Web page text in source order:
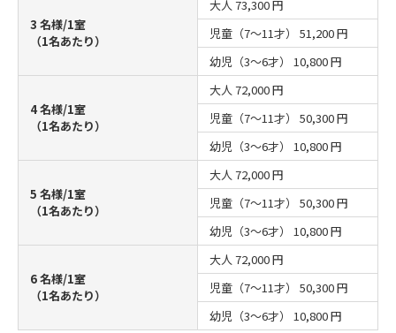
3 名様/1室
（1名あたり）
大人 73,300 円
児童（7～11才） 51,200 円
幼児（3～6才） 10,800 円
4 名様/1室
（1名あたり）
大人 72,000 円
児童（7～11才） 50,300 円
幼児（3～6才） 10,800 円
5 名様/1室
（1名あたり）
大人 72,000 円
児童（7～11才） 50,300 円
幼児（3～6才） 10,800 円
6 名様/1室
（1名あたり）
大人 72,000 円
児童（7～11才） 50,300 円
幼児（3～6才） 10,800 円